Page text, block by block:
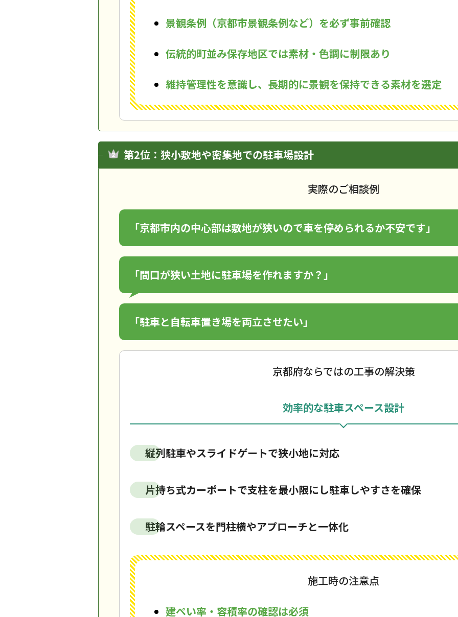
景観条例（京都市景観条例など）を必ず事前確認
伝統的町並み保存地区では素材・色調に制限あり
維持管理性を意識し、長期的に景観を保持できる素材を選定
第2位：狭小敷地や密集地での駐車場設計
実際のご相談例
「京都市内の中心部は敷地が狭いので車を停められるか不安です」
「間口が狭い土地に駐車場を作れますか？」
「駐車と自転車置き場を両立させたい」
京都府ならではの工事の解決策
効率的な駐車スペース設計
縦列駐車やスライドゲートで狭小地に対応
片持ち式カーポートで支柱を最小限にし駐車しやすさを確保
駐輪スペースを門柱横やアプローチと一体化
施工時の注意点
建ぺい率・容積率の確認は必須